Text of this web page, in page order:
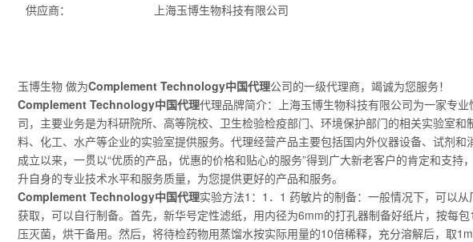
供应商： 上海玉博生物科技有限公司
玉博生物 做为Complement Technology中国代理公司的一级代理商，竭诚为您服务！
Complement Technology中国代理代理品牌简介：上海玉博生物科技有限公司为一家专
司，主要业务是为科研院所、高等院校、卫生检验检疫部门、环境保护部门的相关实验室和
料、化工、水产等企业的实验室提供服务。代理经营产品主要包括国内外仪器设备、试剂和
成立以来，一贯以“优质的产品，优惠的价格和贴心的服务”得到广大新老客户的肯定和支持
升自身的专业技术水平和服务质量，为您提供更好的产品和服务。
Complement Technology中国代理实验方法1：1．1 药敏片的制备：一般情况下，可以
获取，可以自行制备。首先，新华号定性滤纸，用内径为6mm的打孔器制备好纸片，按每
压灭菌，烘干备用。然后，将待检药物用蒸馏水按实际用量的10倍稀释，充分溶解后，取